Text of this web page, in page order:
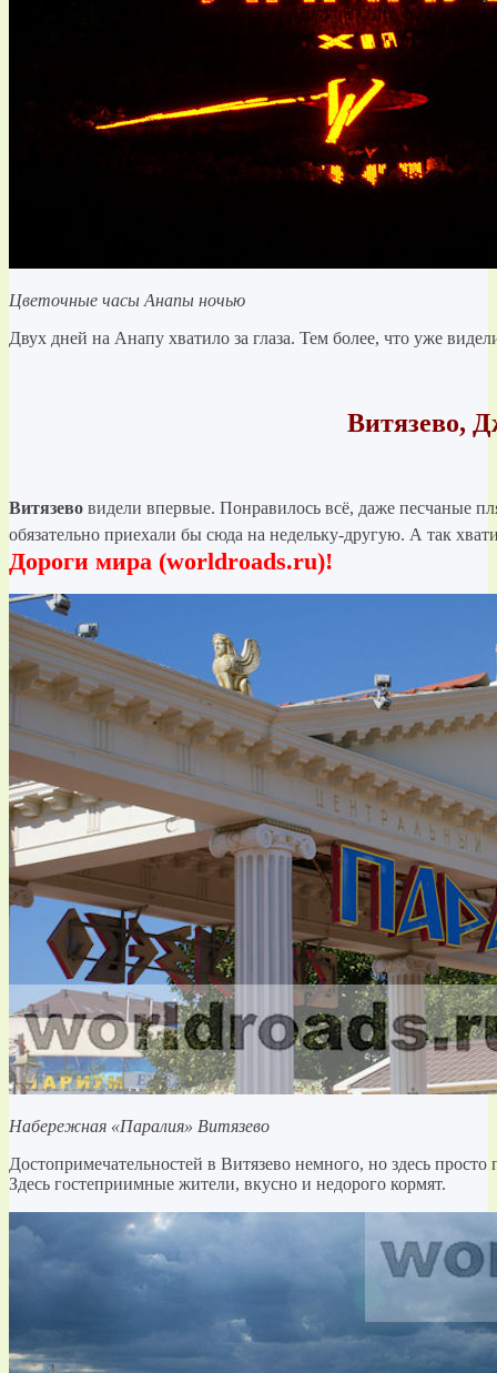
Цветочные часы Анапы ночью
Двух дней на Анапу хватило за глаза. Тем более, что уже
Витязево,
Витязево видели впервые. Понравилось всё, даже
обязательно приехали бы сюда на недельку-другую. А так
Дороги мира (worldroads.ru)!
Набережная «Паралия» Витязево
Достопримечательностей в Витязево немного, но здесь
Здесь гостеприимные жители, вкусно и недорого кормят.